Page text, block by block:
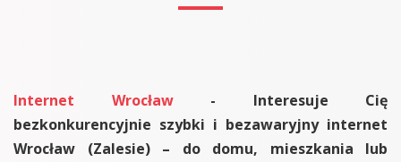
Internet Wrocław- Interesuje Cię
bezkonkurencyjnie szybki i bezawaryjny internet
Wrocław (Zalesie) – do domu, mieszkania lub